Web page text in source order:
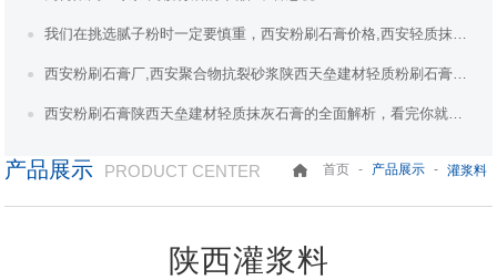
我们在挑选腻子粉时一定要慎重，西安粉刷石膏价格,西安轻质抹灰石膏,陕西天垒建材教
西安粉刷石膏厂,西安聚合物抗裂砂浆陕西天垒建材轻质粉刷石膏在建筑行业的应用
西安粉刷石膏陕西天垒建材轻质抹灰石膏的全面解析，看完你就全懂了。
产品展示 PRODUCT CENTER 首页 - 产品展示 - 灌浆料
陕西灌浆料